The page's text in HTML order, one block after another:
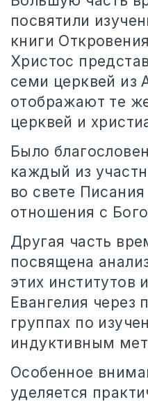
посвятили
книги
Христос
семи церквей из
отображают те
церквей и
Было
каждый из
во свете Писания
отношения с
Другая часть
посвящена
этих институтов
Евангелия через
группах по
индуктивным
Особенное
уделяется